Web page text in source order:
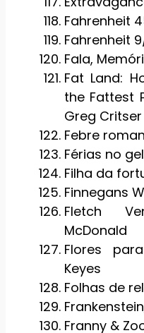
Fahrenheit
Fahrenheit
Fala,
Fat Land:
the Fattest
Greg Critser
Febre
Férias no
Filha da
Finnegans
Fletch
McDonald
Flores
Keyes
Folhas de
Franny &